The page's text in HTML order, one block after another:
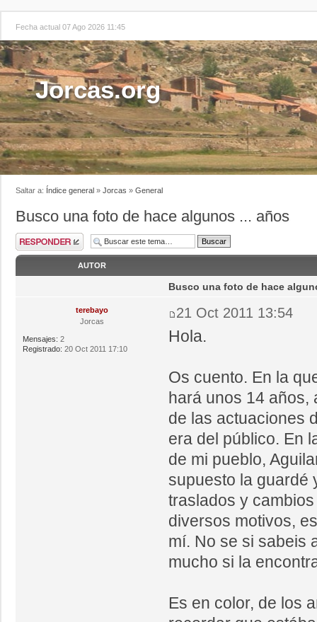
Fecha actual 07 Ago 2026 11:45
Jorcas.org
Saltar a: Índice general » Jorcas » General
Busco una foto de hace algunos ... años
AUTOR
terebayo
Jorcas
Mensajes: 2
Registrado: 20 Oct 2011 17:10
Busco una foto de hace
21 Oct 2011 13:54
Hola.
Os cuento. En la
hará unos 14 años,
de las actuaciones
era del público. En
de mi pueblo,
supuesto la guardé
traslados y
diversos motivos,
mí. No se si sabeis
mucho si la
Es en color, de los